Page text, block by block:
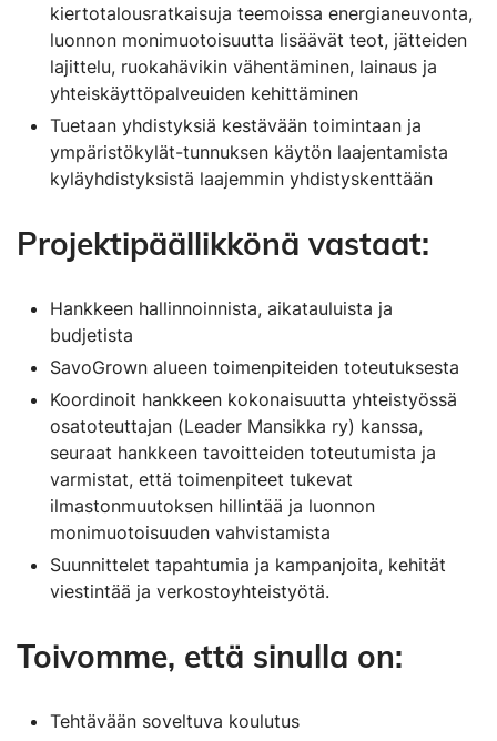
kiertotalousratkaisuja teemoissa energianeuvonta,
luonnon monimuotoisuutta lisäävät teot, jätteiden
lajittelu, ruokahävikin vähentäminen, lainaus ja
yhteiskäyttöpalveuiden kehittäminen
Tuetaan yhdistyksiä kestävään toimintaan ja
ympäristökylät-tunnuksen käytön laajentamista
kyläyhdistyksistä laajemmin yhdistyskenttään
Projektipäällikkönä vastaat:
Hankkeen hallinnoinnista, aikatauluista ja
budjetista
SavoGrown alueen toimenpiteiden toteutuksesta
Koordinoit hankkeen kokonaisuutta yhteistyössä
osatoteuttajan (Leader Mansikka ry) kanssa,
seuraat hankkeen tavoitteiden toteutumista ja
varmistat, että toimenpiteet tukevat
ilmastonmuutoksen hillintää ja luonnon
monimuotoisuuden vahvistamista
Suunnittelet tapahtumia ja kampanjoita, kehität
viestintää ja verkostoyhteistyötä.
Toivomme, että sinulla on:
Tehtävään soveltuva koulutus